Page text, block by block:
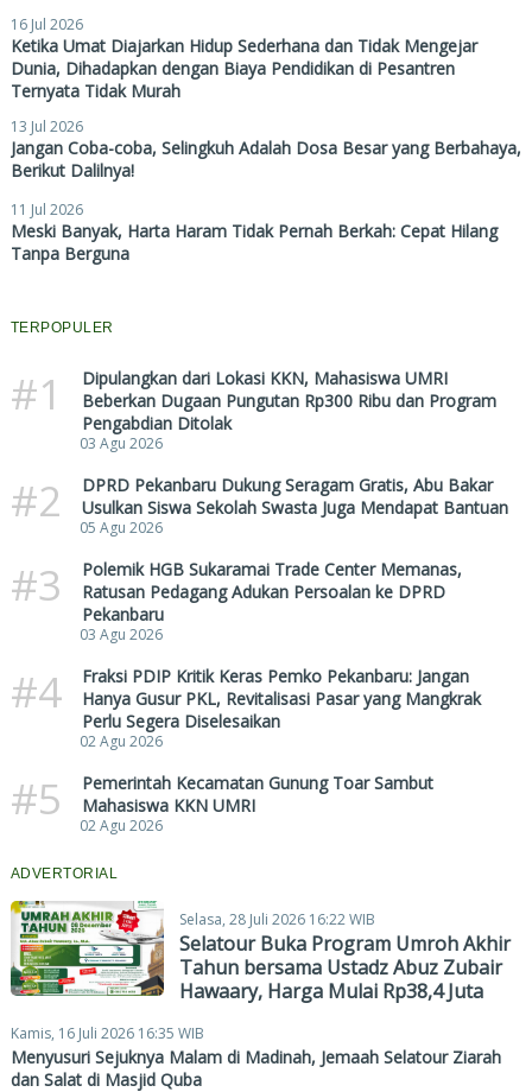
16 Jul 2026
Ketika Umat Diajarkan Hidup Sederhana dan Tidak Mengejar
Dunia, Dihadapkan dengan Biaya Pendidikan di Pesantren
Ternyata Tidak Murah
13 Jul 2026
Jangan Coba-coba, Selingkuh Adalah Dosa Besar yang Berbahaya,
Berikut Dalilnya!
11 Jul 2026
Meski Banyak, Harta Haram Tidak Pernah Berkah: Cepat Hilang
Tanpa Berguna
TERPOPULER
#1
Dipulangkan dari Lokasi KKN, Mahasiswa UMRI
Beberkan Dugaan Pungutan Rp300 Ribu dan Program
Pengabdian Ditolak
03 Agu 2026
#2
DPRD Pekanbaru Dukung Seragam Gratis, Abu Bakar
Usulkan Siswa Sekolah Swasta Juga Mendapat Bantuan
05 Agu 2026
#3
Polemik HGB Sukaramai Trade Center Memanas,
Ratusan Pedagang Adukan Persoalan ke DPRD
Pekanbaru
03 Agu 2026
#4
Fraksi PDIP Kritik Keras Pemko Pekanbaru: Jangan
Hanya Gusur PKL, Revitalisasi Pasar yang Mangkrak
Perlu Segera Diselesaikan
02 Agu 2026
#5
Pemerintah Kecamatan Gunung Toar Sambut
Mahasiswa KKN UMRI
02 Agu 2026
ADVERTORIAL
Selasa, 28 Juli 2026 16:22 WIB
Selatour Buka Program Umroh Akhir
Tahun bersama Ustadz Abuz Zubair
Hawaary, Harga Mulai Rp38,4 Juta
Kamis, 16 Juli 2026 16:35 WIB
Menyusuri Sejuknya Malam di Madinah, Jemaah Selatour Ziarah
dan Salat di Masjid Quba